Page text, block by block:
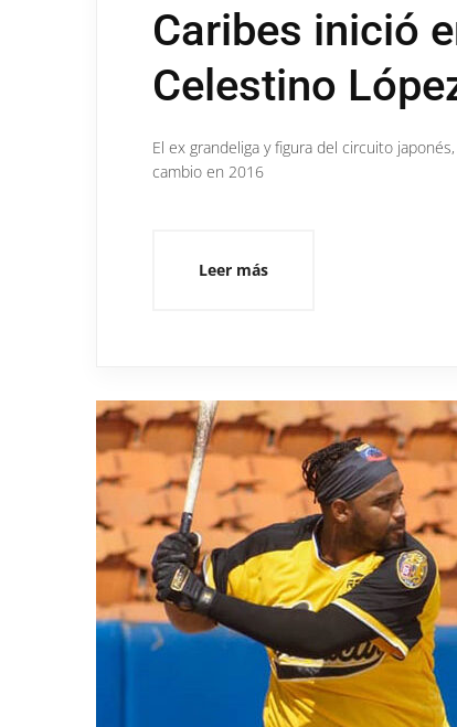
Caribes inició
Celestino
El ex grandeliga y figura del circuito
cambio en 2016
Leer más